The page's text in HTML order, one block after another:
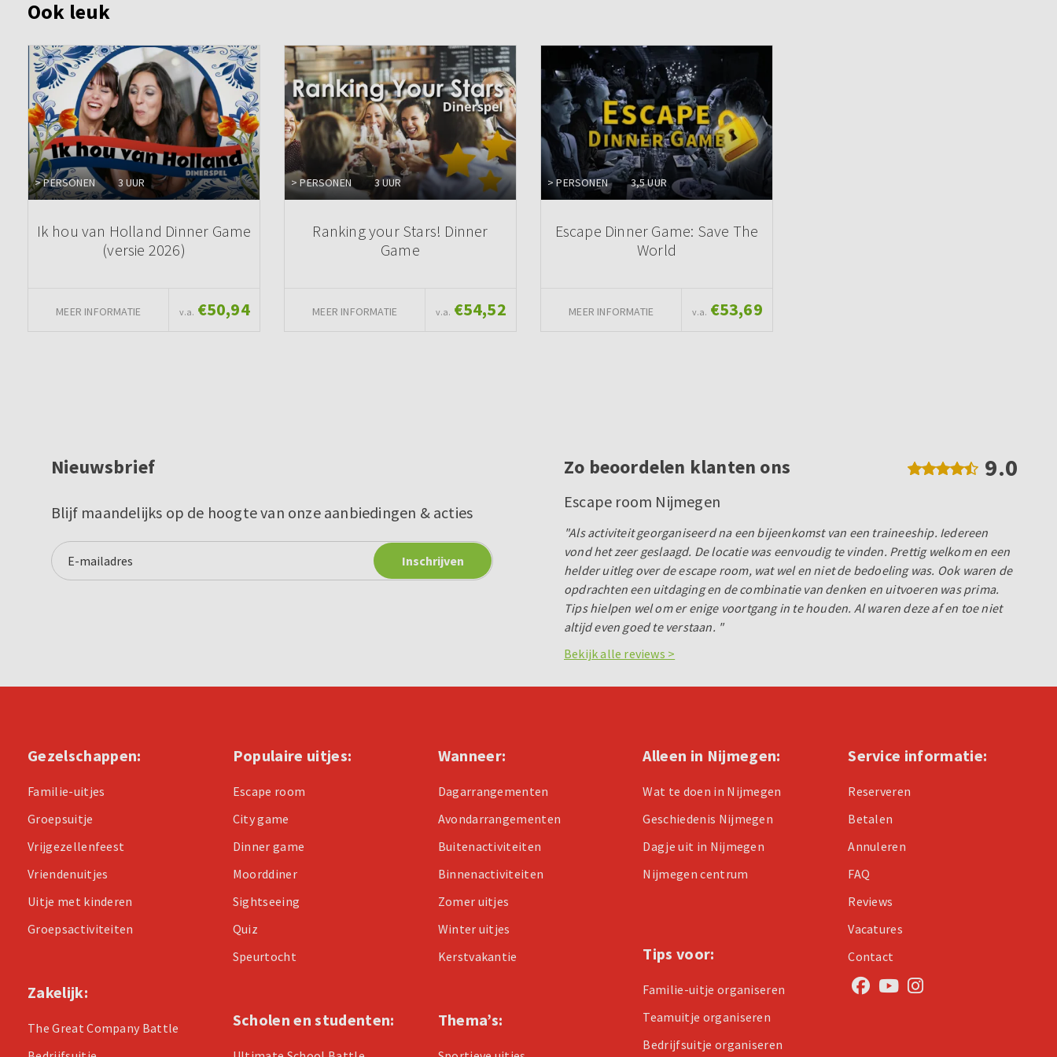
Ook leuk
> PERSONEN 3 UUR
Ik hou van Holland Dinner Game
(versie 2026)
MEER INFORMATIE v.a. €50,94
> PERSONEN 3 UUR
Ranking your Stars! Dinner
Game
MEER INFORMATIE v.a. €54,52
> PERSONEN 3,5 UUR
Escape Dinner Game: Save The
World
MEER INFORMATIE v.a. €53,69
Nieuwsbrief
Blijf maandelijks op de hoogte van onze aanbiedingen & acties
Zo beoordelen klanten ons 9.0
Escape room Nijmegen
"Als activiteit georganiseerd na een bijeenkomst van een traineeship. Iedereen
vond het zeer geslaagd. De locatie was eenvoudig te vinden. Prettig welkom en een
helder uitleg over de escape room, wat wel en niet de bedoeling was. Ook waren de
opdrachten een uitdaging en de combinatie van denken en uitvoeren was prima.
Tips hielpen wel om er enige voortgang in te houden. Al waren deze af en toe niet
altijd even goed te verstaan. "
Bekijk alle reviews >
Gezelschappen:
Familie-uitjes
Groepsuitje
Vrijgezellenfeest
Vriendenuitjes
Uitje met kinderen
Groepsactiviteiten
Zakelijk:
The Great Company Battle
Populaire uitjes:
Escape room
City game
Dinner game
Moorddiner
Sightseeing
Quiz
Speurtocht
Scholen en studenten:
Wanneer:
Dagarrangementen
Avondarrangementen
Buitenactiviteiten
Binnenactiviteiten
Zomer uitjes
Winter uitjes
Kerstvakantie
Thema’s:
Alleen in Nijmegen:
Wat te doen in Nijmegen
Geschiedenis Nijmegen
Dagje uit in Nijmegen
Nijmegen centrum
Tips voor:
Familie-uitje organiseren
Teamuitje organiseren
Bedrijfsuitje organiseren
Service informatie:
Reserveren
Betalen
Annuleren
FAQ
Reviews
Vacatures
Contact